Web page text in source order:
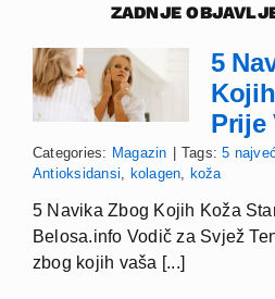
ZADNJE
5
Prije
Categories: Magazin | Tags:5
Antioksidansi
kolagen koža
5 Navika Zbog Kojih Koža
Belosa.info Vodič za Svjež
zbog kojih vaša [...]